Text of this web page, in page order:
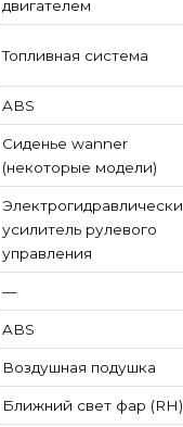
двигателем
Топливная система
ABS
Сиденье wanner
(некоторые модели)
усилитель рулевого
управления
—
ABS
Воздушная подушка
Ближний свет фар (RH)